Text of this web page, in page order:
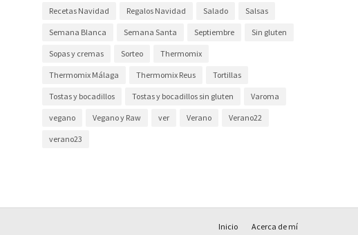
Recetas Navidad Regalos Navidad Salado Salsas
Semana Blanca Semana Santa Septiembre Sin gluten
Sopas y cremas Sorteo Thermomix
Thermomix Málaga Thermomix Reus Tortillas
Tostas y bocadillos Tostas y bocadillos sin gluten Varoma
vegano Vegano y Raw ver Verano Verano22
verano23
Inicio Acerca de mí